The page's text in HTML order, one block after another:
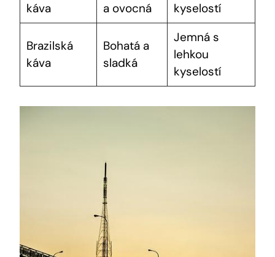
káva
a ovocná
kyselostí
Brazilská
káva
Bohatá a
sladká
Jemná s
lehkou
kyselostí